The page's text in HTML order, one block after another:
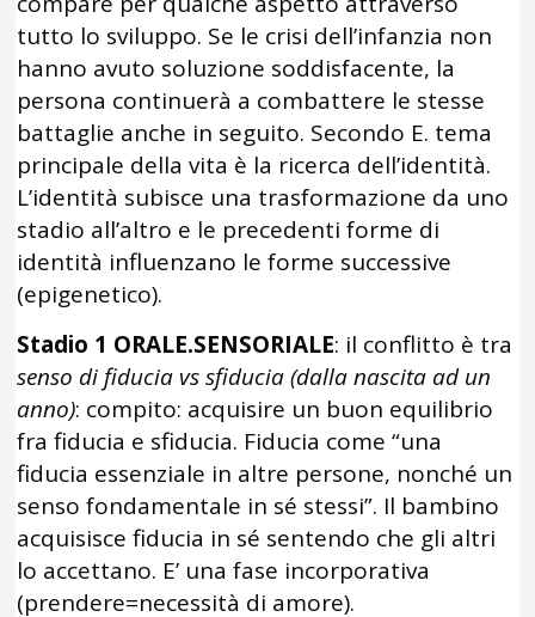
tutto lo sviluppo. Se le crisi dell’infanzia non
hanno avuto soluzione soddisfacente, la
persona continuerà a combattere le stesse
battaglie anche in seguito. Secondo E. tema
principale della vita è la ricerca dell’identità.
L’identità subisce una trasformazione da uno
stadio all’altro e le precedenti forme di
identità influenzano le forme successive
(epigenetico).
Stadio 1 ORALE.SENSORIALE: il conflitto è tra
senso di fiducia vs sfiducia (dalla nascita ad un
anno): compito: acquisire un buon equilibrio
fra fiducia e sfiducia. Fiducia come “una
fiducia essenziale in altre persone, nonché un
senso fondamentale in sé stessi”. Il bambino
acquisisce fiducia in sé sentendo che gli altri
lo accettano. E’ una fase incorporativa
(prendere=necessità di amore).